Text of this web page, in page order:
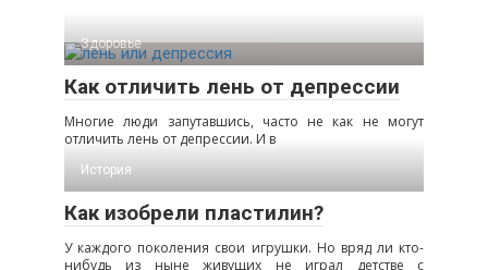
Здоровье
Как отличить лень от депрессии
Многие люди запутавшись, часто не как не могут
отличить лень от депрессии. И в
История
Как изобрели пластилин?
У каждого поколения свои игрушки. Но вряд ли кто-
нибудь из ныне живущих не играл детстве с